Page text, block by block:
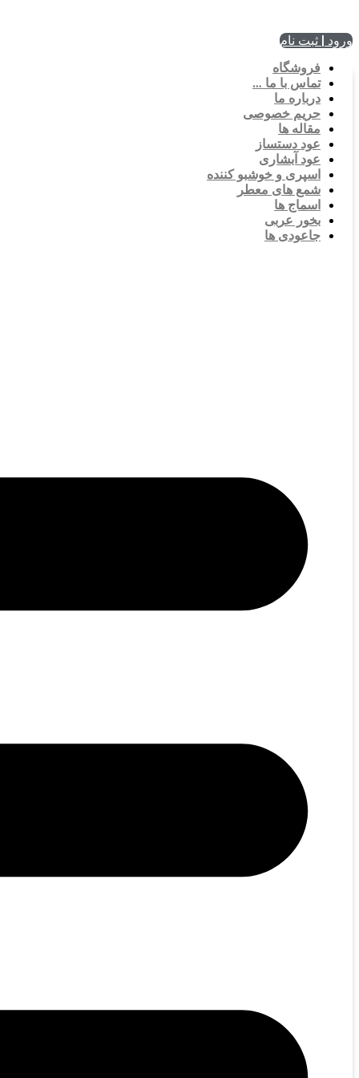
ورود | ثبت نام
فروشگاه
تماس با ما …
درباره ما
حریم خصوصی
مقاله ها
عود دستساز
عود آبشاری
اسپری و خوشبو کننده
شمع های معطر
اسماج ها
بخور عربی
جاعودی ها